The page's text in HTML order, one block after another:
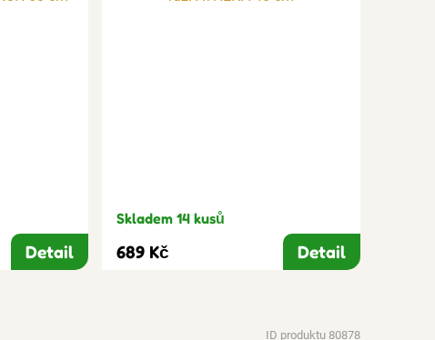
Detail
Skladem 14 kusů
689 Kč Detail
ID produktu 80878